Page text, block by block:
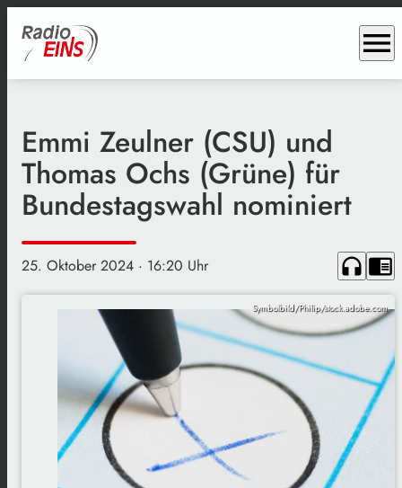
menu
Emmi Zeulner (CSU) und
Thomas Ochs (Grüne) für
Bundestagswahl nominiert
25. Oktober 2024 · 16:20 Uhr headphones chrome_reader_mode
Symbolbild/Philip/stock.adobe.com